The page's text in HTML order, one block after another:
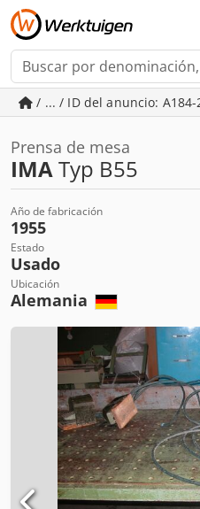
/ ... / ID del anuncio: A184-
Prensa de mesa
IMATyp B55
Año de fabricación
1955
Estado
Usado
Ubicación
Alemania